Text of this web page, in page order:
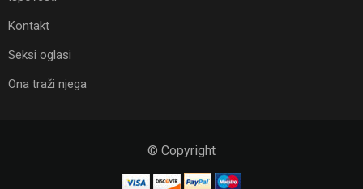
Kontakt
Seksi oglasi
Ona traži njega
© Copyright